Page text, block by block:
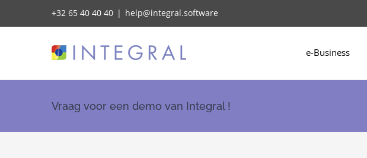
to
+32 65 40 40 40 | help@integral.software
e-Business
Vraag voor een demo van Integral !